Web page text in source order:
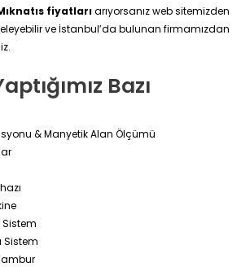
fiyatlarıarıyorsanız web sitemizden
ve İstanbul’da bulunan firmamızdan
Bazı
& Manyetik Alan Ölçümü
Sistem
Sistem